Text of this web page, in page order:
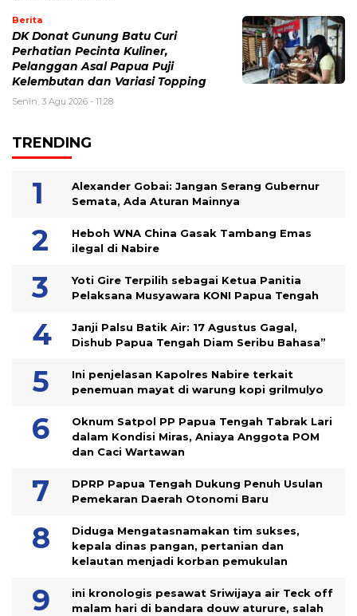
Berita
DK Donat Gunung Batu Curi
Perhatian Pecinta Kuliner,
Pelanggan Asal Papua Puji
Kelembutan dan Variasi Topping
Senin, 3 Agu 2026 - 11:28
TRENDING
Alexander Gobai: Jangan Serang Gubernur
Semata, Ada Aturan Mainnya
Heboh WNA China Gasak Tambang Emas
ilegal di Nabire
Yoti Gire Terpilih sebagai Ketua Panitia
Pelaksana Musyawara KONI Papua Tengah
Janji Palsu Batik Air: 17 Agustus Gagal,
Dishub Papua Tengah Diam Seribu Bahasa”
Ini penjelasan Kapolres Nabire terkait
penemuan mayat di warung kopi grilmulyo
Oknum Satpol PP Papua Tengah Tabrak Lari
dalam Kondisi Miras, Aniaya Anggota POM
dan Caci Wartawan
DPRP Papua Tengah Dukung Penuh Usulan
Pemekaran Daerah Otonomi Baru
Diduga Mengatasnamakan tim sukses,
kepala dinas pangan, pertanian dan
kelautan menjadi korban pemukulan
ini kronologis pesawat Sriwijaya air Teck off
malam hari di bandara douw aturure, salah